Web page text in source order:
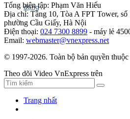
Tổng biên tập: Phạm Văn Hiếu
Địa chỉ: Tầng 10, Tòa A FPT Tower, số
phường Cầu Giấy, Hà Nội
Điện thoại: 024 7300 8899 - máy lẻ
Email: webmaster@vnexpress.net
© 1997-2026. Toàn bộ bản quyền
Theo dõi Video VnExpress trên
Trang nhất